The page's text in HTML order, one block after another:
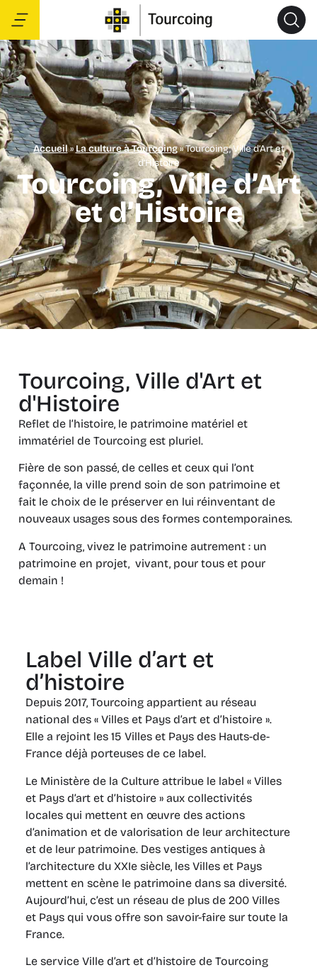
Accueil»La culture à Tourcoing»Tourcoing, Ville d’Art et
d’Histoire
Tourcoing, Ville d’Art
et d’Histoire
Tourcoing, Ville d'Art et
d'Histoire
Reflet de l’histoire, le patrimoine matériel et
immatériel de Tourcoing est pluriel.
Fière de son passé, de celles et ceux qui l’ont
façonnée, la ville prend soin de son patrimoine et
fait le choix de le préserver en lui réinventant de
nouveaux usages sous des formes contemporaines.
A Tourcoing, vivez le patrimoine autrement : un
patrimoine en projet, vivant, pour tous et pour
demain !
Label Ville d’art et
d’histoire
Depuis 2017, Tourcoing appartient au réseau
national des « Villes et Pays d’art et d’histoire ».
Elle a rejoint les 15 Villes et Pays des Hauts-de-
France déjà porteuses de ce label.
Le Ministère de la Culture attribue le label « Villes
et Pays d’art et d’histoire » aux collectivités
locales qui mettent en œuvre des actions
d’animation et de valorisation de leur architecture
et de leur patrimoine. Des vestiges antiques à
l’architecture du XXIe siècle, les Villes et Pays
mettent en scène le patrimoine dans sa diversité.
Aujourd’hui, c’est un réseau de plus de 200 Villes
et Pays qui vous offre son savoir-faire sur toute la
France.
Le service Ville d’art et d’histoire de Tourcoing